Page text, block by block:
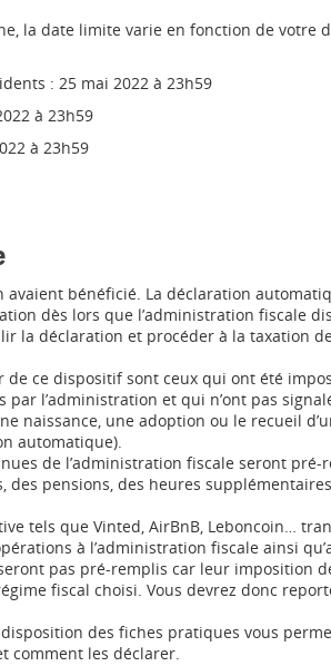
la date limite varie en fonction de votre
: 25 mai 2022 à 23h59
à 23h59
à 23h59
avaient bénéficié. La déclaration
dès lors que l’administration fiscale
la déclaration et procéder à la taxation
ce dispositif sont ceux qui ont été
l’administration et qui n’ont pas
naissance, une adoption ou le recueil
automatique).
de l’administration fiscale seront
des pensions, des heures
tels que Vinted, AirBnB, Leboncoin…
à l’administration fiscale ainsi
pas pré-remplis car leur imposition
fiscal choisi. Vous devrez donc
des fiches pratiques vous
comment les déclarer.